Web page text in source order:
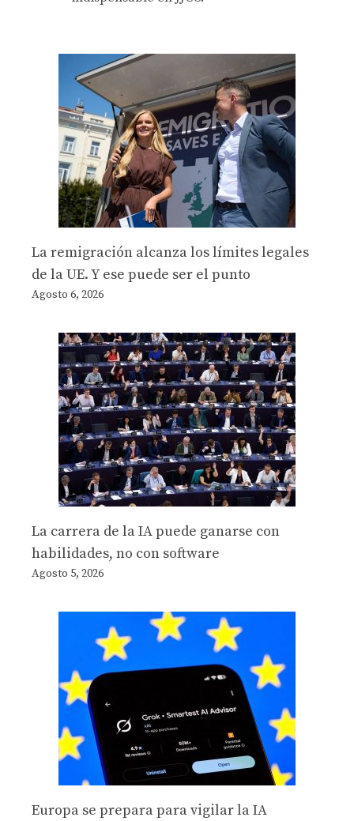
La remigración alcanza los límites legales
de la UE. Y ese puede ser el punto
Agosto 6, 2026
La carrera de la IA puede ganarse con
habilidades, no con software
Agosto 5, 2026
Europa se prepara para vigilar la IA